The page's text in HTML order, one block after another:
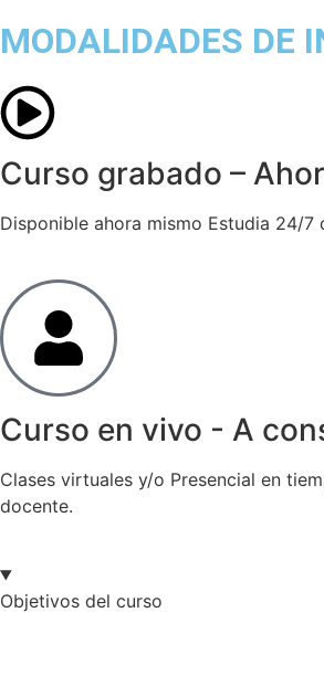
MODALIDADES DE
Curso grabado –
Disponible ahora mismo Estudia 24/
Curso en vivo - A
Clases virtuales y/o Presencial en
docente.
Objetivos del curso